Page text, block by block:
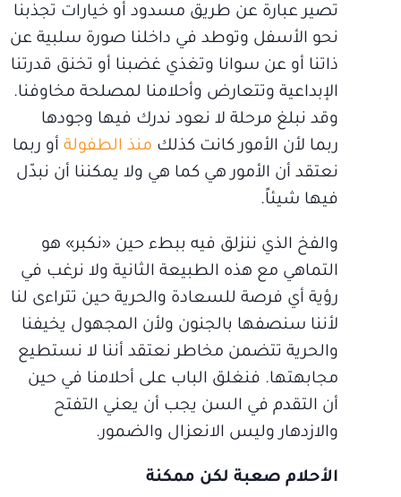
تصير عبارة عن طريق مسدود أو خيارات تجذبنا
نحو الأسفل وتوطد في داخلنا صورة سلبية عن
ذاتنا أو عن سوانا وتغذي غضبنا أو تخنق قدرتنا
الإبداعية وتتعارض وأحلامنا لمصلحة مخاوفنا.
وقد نبلغ مرحلة لا نعود ندرك فيها وجودها
ربما لأن الأمور كانت كذلك منذ الطفولة أو ربما
نعتقد أن الأمور هي كما هي ولا يمكننا أن نبدّل
فيها شيئاً.
والفخ الذي ننزلق فيه ببطء حين «نكبر» هو
التماهي مع هذه الطبيعة الثانية ولا نرغب في
رؤية أي فرصة للسعادة والحرية حين تتراءى لنا
لأننا سنصفها بالجنون ولأن المجهول يخيفنا
والحرية تتضمن مخاطر نعتقد أننا لا نستطيع
مجابهتها. فنغلق الباب على أحلامنا في حين
أن التقدم في السن يجب أن يعني التفتح
والازدهار وليس الانعزال والضمور.
الأحلام صعبة لكن ممكنة